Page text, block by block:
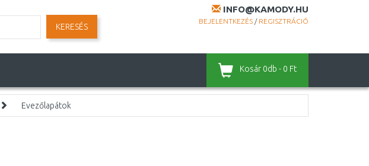
INFO@KAMODY.HU
BEJELENTKEZÉS / REGISZTRÁCIÓ
KERESÉS
Kosár 0db - 0 Ft
Evezőlapátok